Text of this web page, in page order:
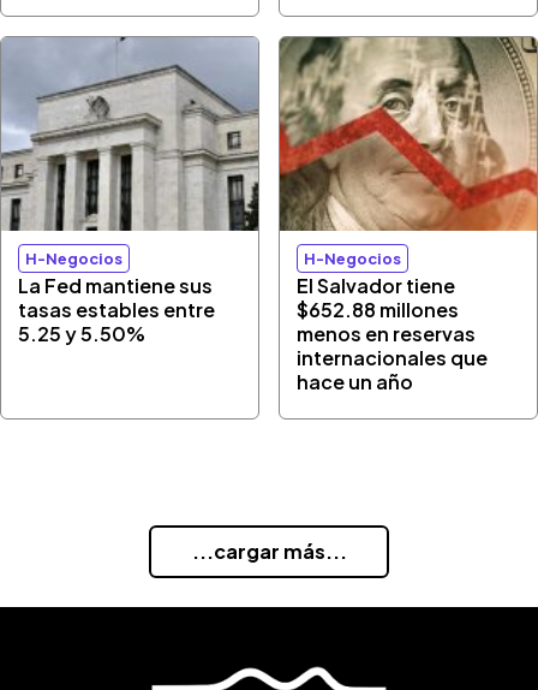
H-Negocios
La Fed mantiene sus
tasas estables entre
5.25 y 5.50%
H-Negocios
El Salvador tiene
$652.88 millones
menos en reservas
internacionales que
hace un año
...cargar más...